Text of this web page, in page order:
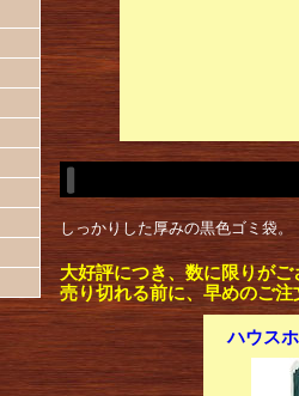
しっかりした厚みの黒色ゴミ袋。
大好評につき、数に限りがご
売り切れる前に、早めのご
ハウス